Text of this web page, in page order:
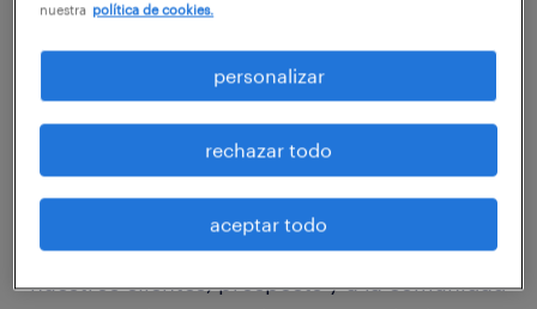
descargá el reporte
¿qué es el talent trends?
• Información diseñada para ayudar a
nuestros clientes, prospects y a la comunidad
nuestra política de cookies.
personalizar
rechazar todo
aceptar todo